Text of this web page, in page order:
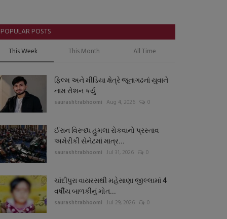
POPULAR POSTS
This Week This Month All Time
ફિલ્મ અને મીડિયા ક્ષેત્રે જૂનાગઢનાં યુવાને
નામ રોશન કર્યું
saurashtrabhoomi Aug 4, 2026 0
ઈરાન વિરૂધ્ધ હુમલા રોકવાનો પ્રસ્તાવ
અમેરીકી સેનેટમાં માત્ર...
saurashtrabhoomi Jul 31, 2026 0
ચાંદીપુરા વાયરસથી મહેસાણા જીલ્લામાં 4
વર્ષીય બાળકીનું મોત...
saurashtrabhoomi Jul 29, 2026 0